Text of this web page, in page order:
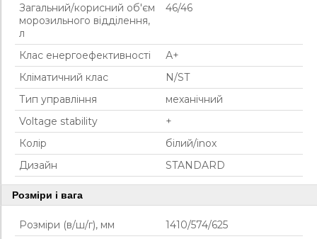
Загальний/корисний об'єм
морозильного відділення,
л
46/46
Клас енергоефективності
А+
Кліматичний клас
N/ST
Тип управління
механічний
Voltage stability
+
Колір
білий/inox
Дизайн
STANDARD
Розміри і вага
Розміри (в/ш/г), мм
1410/574/625